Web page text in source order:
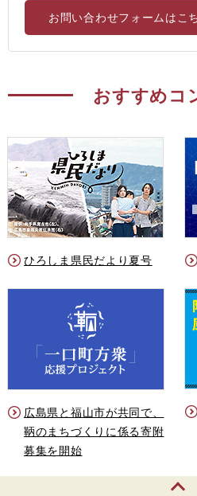
お問い合わせフォームはこ
おすすめコ
ひろしま県民だより夏号
広島県と福山市が共同で、
鞆のまちづくりに係る寄附
募集を開始